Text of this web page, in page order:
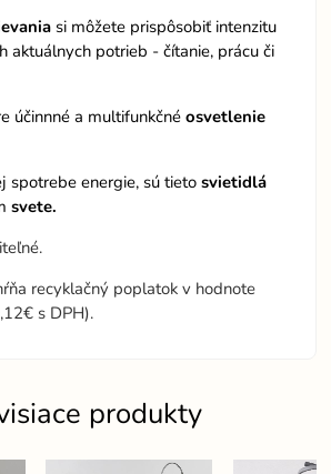
si môžete prispôsobiť intenzitu
aktuálnych potrieb - čítanie, prácu či
účinnné a multifunkčné osvetlenie
spotrebe energie, sú tietosvietidlá
svete.
recyklačný poplatok v hodnote
s DPH).
produkty